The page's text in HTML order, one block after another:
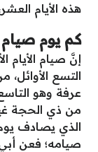
هذه الأيام
كم يوم
إنَّ صيام الأيام
التسع
عرفة وهو
من ذي الحجة
الذي يصادف
صيامه؛ فعن